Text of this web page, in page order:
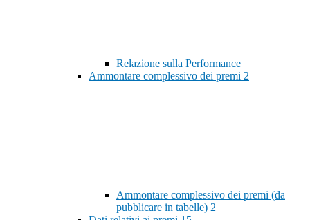
Relazione sulla Performance
Ammontare complessivo dei premi 2
Ammontare complessivo dei premi (da
pubblicare in tabelle) 2